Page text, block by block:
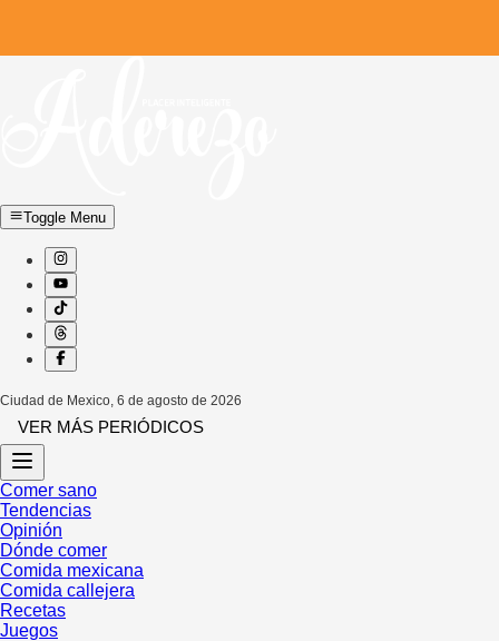
Toggle Menu
Ciudad de Mexico, 6 de agosto de 2026
VER MÁS PERIÓDICOS
Comer sano
Tendencias
Opinión
Dónde comer
Comida mexicana
Comida callejera
Recetas
Juegos